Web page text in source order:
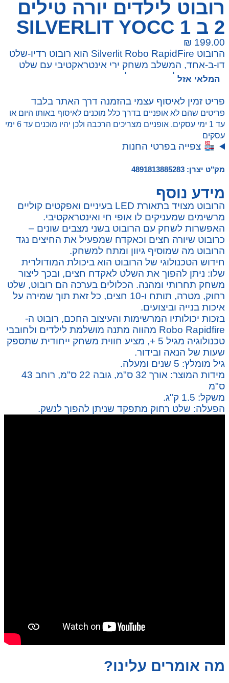
רובוט לילדים יורה טילים
2 ב 1 SILVERLIT YOCC
₪ 199.00
הרובוט Silverlit Robo RapidFire הוא רובוט רדיו-שלט
דו-ב-אחד, המשלב משחק ירי אינטראקטיבי עם שלט
רחוק שניתן להפוך אותו לנשק. הרובוט מתפקד כמטרה
המלאי אזל
פריט זמין לאיסוף עצמי בהזמנה דרך האתר בלבד
פריטים שהם לא אופניים בדרך כלל מוכנים לאיסוף באותו היום או
עד 1 ימי עסקים. אופניים מצריכים הרכבה ולכן יהיו מוכנים עד 6 ימי
עסקים
צפייה בפרטי החנות
מק"ט יצרן: 4891813885283
מידע נוסף
הרובוט מצויד בתאורת LED בעיניים ואפקטים קוליים
מרשימים שמעניקים לו אופי חי ואינטראקטיבי.
האפשרות לשחק עם הרובוט בשני מצבים שונים –
כרובוט שיורה חצים וכאקדח שמפעיל את החיצים נגד
הרובוט מה שמוסיף גיוון ומתח למשחק.
חידוש הטכנולוגי של הרובוט הוא ביכולת המודולרית
שלו: ניתן להפוך את השלט לאקדח חצים, ובכך ליצור
משחק תחרותי ומהנה. הכלולים בערכה הם רובוט, שלט
רחוק, מטרה, תותח ו-10 חצים, כל זאת תוך שמירה על
איכות בנייה וביצועים.
בזכות יכולותיו המרשימות והעיצוב החכם, רובוט ה-
Robo Rapidfire מהווה מתנה מושלמת לילדים ולחובבי
טכנולוגיה מגיל 5 +, מציע חווית משחק ייחודית שתספק
שעות של הנאה ובידור.
גיל מומלץ: 5 שנים ומעלה.​
מידות המוצר: אורך 32 ס"מ, גובה 22 ס"מ, רוחב 43
ס"מ
משקל: 1.5 ק"ג.​
הפעלה: שלט רחוק מתפקד שניתן להפוך לנשק.​
מה אומרים עלינו?